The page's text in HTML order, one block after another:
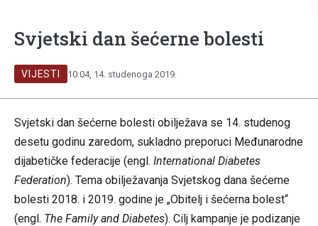
Svjetski dan šećerne bolesti
VIJESTI 10:04, 14. studenoga 2019.
Svjetski dan šećerne bolesti obilježava se 14. studenog
desetu godinu zaredom, sukladno preporuci Međunarodne
dijabetičke federacije (engl. International Diabetes
Federation). Tema obilježavanja Svjetskog dana šećerne
bolesti 2018. i 2019. godine je „Obitelj i šećerna bolest“
(engl. The Family and Diabetes). Cilj kampanje je podizanje